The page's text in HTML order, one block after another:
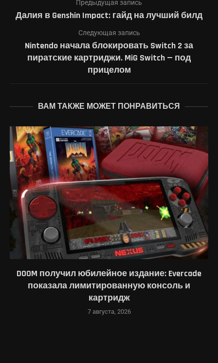
Предыдущая запись
Далия в Genshin Impact: гайд на лучший билд
Следующая запись
Nintendo начала блокировать Switch 2 за
пиратские картриджи. MiG Switch — под
прицелом
ВАМ ТАКЖЕ МОЖЕТ ПОНРАВИТЬСЯ
DOOM получил юбилейное издание: Evercade
показала лимитированную консоль и
картридж
7 августа, 2026